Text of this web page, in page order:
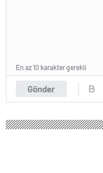
Gönder
En az 10 karakter gerekli